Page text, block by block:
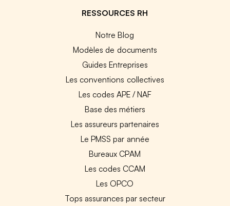
RESSOURCES RH
Notre Blog
Modèles de documents
Guides Entreprises
Les conventions collectives
Les codes APE / NAF
Base des métiers
Les assureurs partenaires
Le PMSS par année
Bureaux CPAM
Les codes CCAM
Les OPCO
Tops assurances par secteur